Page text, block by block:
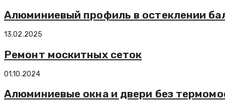
Алюминиевый профиль в остеклении
13.02.2025
Ремонт москитных сеток
01.10.2024
Алюминиевые окна и двери без